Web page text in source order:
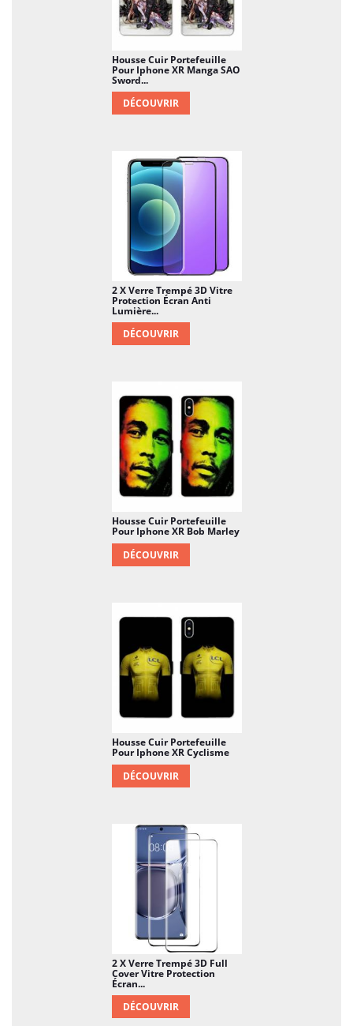
Housse Cuir Portefeuille
Pour Iphone XR Manga SAO
Sword...
DÉCOUVRIR
2 X Verre Trempé 3D Vitre
Protection Écran Anti
Lumière...
DÉCOUVRIR
Housse Cuir Portefeuille
Pour Iphone XR Bob Marley
DÉCOUVRIR
Housse Cuir Portefeuille
Pour Iphone XR Cyclisme
DÉCOUVRIR
2 X Verre Trempé 3D Full
Cover Vitre Protection
Écran...
DÉCOUVRIR